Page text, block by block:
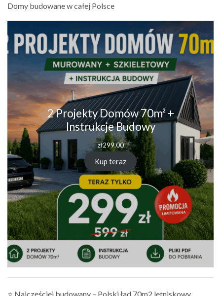
Domy budowane w całej Polsce
2 Projekty Domów 70m² +
Instrukcje Budowy
zł299.00
Kup teraz
⭐ Najczęściej budowany – Polski ład 70m2 letniskowy